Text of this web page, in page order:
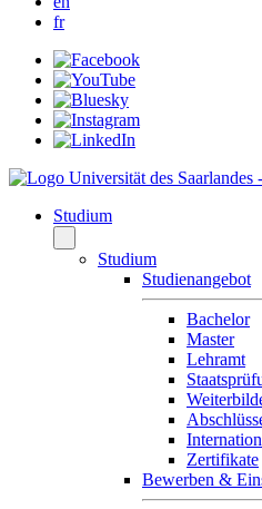
fr
Studium
Studium
Studienangebot
Bachelor
Master
Lehramt
Zertifikate
Bewerben &